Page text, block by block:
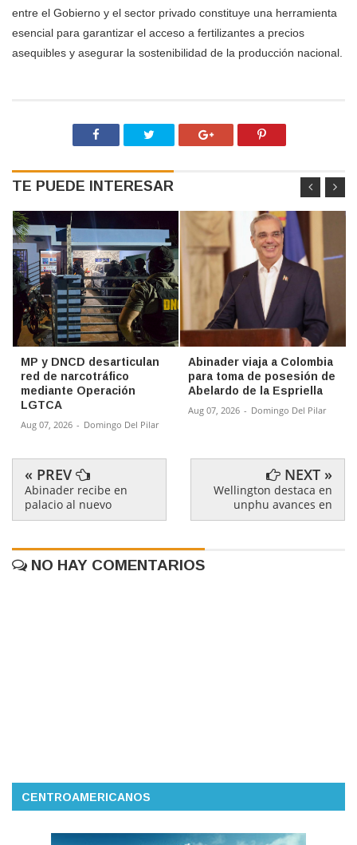
entre el Gobierno y el sector privado constituye una herramienta
esencial para garantizar el acceso a fertilizantes a precios
asequibles y asegurar la sostenibilidad de la producción nacional.
TE PUEDE INTERESAR
MP y DNCD desarticulan
red de narcotráfico
mediante Operación
LGTCA
Aug 07, 2026 - Domingo Del Pilar
Abinader viaja a Colombia
para toma de posesión de
Abelardo de la Espriella
Aug 07, 2026 - Domingo Del Pilar
« PREV
Abinader recibe en
palacio al nuevo
NEXT »
Wellington destaca en
unphu avances en
NO HAY COMENTARIOS
CENTROAMERICANOS